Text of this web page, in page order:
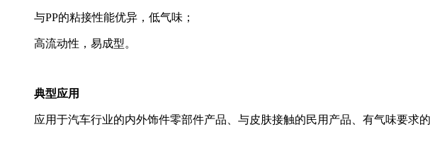
与PP的粘接性能优异，低气味；
高流动性，易成型。
典型应用
应用于汽车行业的内外饰件零部件产品、与皮肤接触的民用产品、有气味要求的